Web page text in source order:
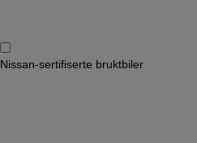
Nissan-sertifiserte bruktbiler